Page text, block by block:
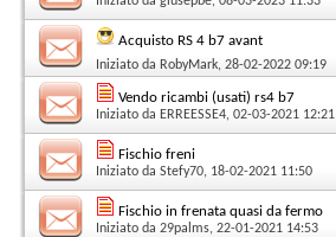
Acquisto RS 4 b7 avant
Iniziato da RobyMark, 28-02-2022 09:19
Vendo ricambi (usati) rs4 b7
Iniziato da ERREESSE4, 02-03-2021 12:21
Fischio freni
Iniziato da Stefy70, 18-02-2021 11:50
Fischio in frenata quasi da fermo
Iniziato da 29palms, 22-01-2021 14:53